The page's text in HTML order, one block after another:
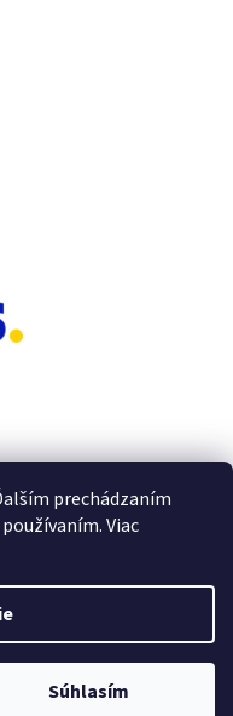
prechádzaním
Viac
Súhlasím
práva vyhradené.